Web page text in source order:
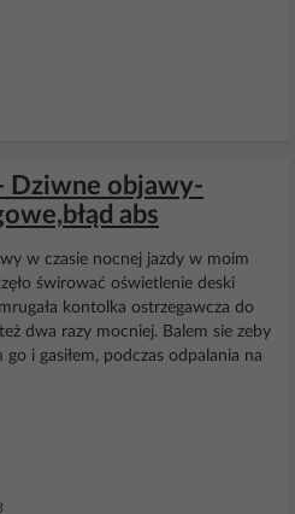
Dziwne objawy-
abs
w czasie nocnej jazdy w moim
świrować oświetlenie deski
kontolka ostrzegawcza do
dwa razy mocniej. Balem sie zeby
go i gasiłem, podczas odpalania na